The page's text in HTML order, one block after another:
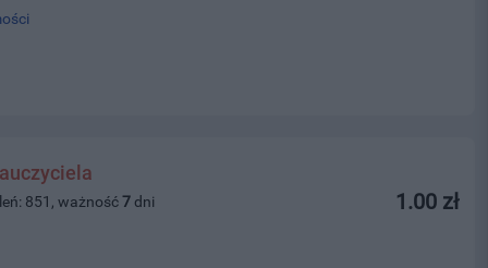
1.00 zł
851, ważność7 dni